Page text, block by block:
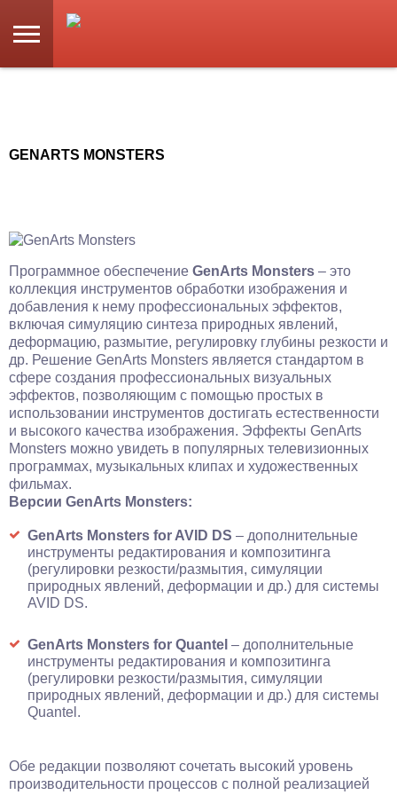
GENARTS MONSTERS
Программное обеспечение GenArts Monsters – это
коллекция инструментов обработки изображения и
добавления к нему профессиональных эффектов,
включая симуляцию синтеза природных явлений,
деформацию, размытие, регулировку глубины резкости и
др. Решение GenArts Monsters является стандартом в
сфере создания профессиональных визуальных
эффектов, позволяющим с помощью простых в
использовании инструментов достигать естественности
и высокого качества изображения. Эффекты GenArts
Monsters можно увидеть в популярных телевизионных
программах, музыкальных клипах и художественных
фильмах.
Версии GenArts Monsters:
GenArts Monsters for AVID DS – дополнительные
инструменты редактирования и композитинга
(регулировки резкости/размытия, симуляции
природных явлений, деформации и др.) для системы
AVID DS.
GenArts Monsters for Quantel – дополнительные
инструменты редактирования и композитинга
(регулировки резкости/размытия, симуляции
природных явлений, деформации и др.) для системы
Quantel.
Обе редакции позволяют сочетать высокий уровень
производительности процессов с полной реализацией